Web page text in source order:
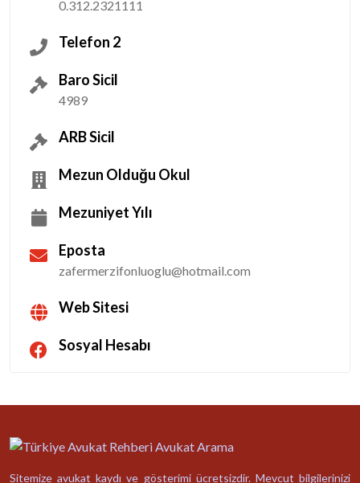
0.312.2321111
Telefon 2
Baro Sicil
4989
ARB Sicil
Mezun Olduğu Okul
Mezuniyet Yılı
Eposta
zafermerzifonluoglu@hotmail.com
Web Sitesi
Sosyal Hesabı
Sitemize avukat kaydı ve gösterimi ücretsizdir. Mevcut bilgilerinizi